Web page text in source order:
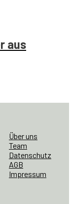
aus
Über uns
Team
Datenschutz
AGB
Impressum